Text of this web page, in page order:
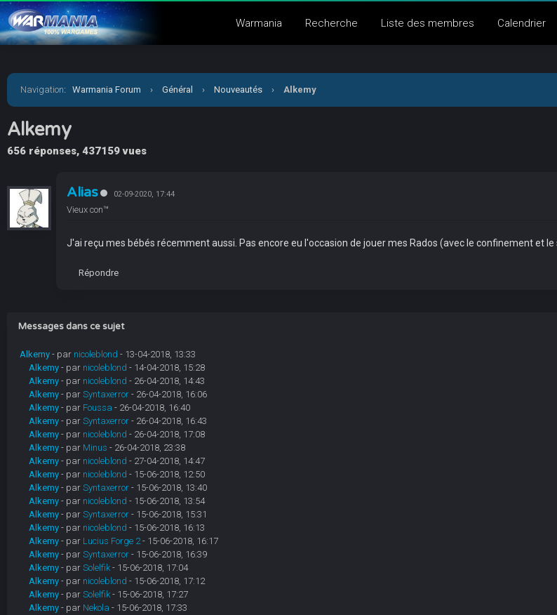
Warmania Recherche Liste des membres Calendrier
Navigation: Warmania Forum › Général › Nouveautés › Alkemy
Alkemy
656 réponses, 437159 vues
Alias 02-09-2020, 17:44
Vieux con™
J'ai reçu mes bébés récemment aussi. Pas encore eu l'occasion de jouer mes Rados (avec le confinement et
Répondre
Messages dans ce sujet
Alkemy - par nicoleblond - 13-04-2018, 13:33
Alkemy - par nicoleblond - 14-04-2018, 15:28
Alkemy - par nicoleblond - 26-04-2018, 14:43
Alkemy - par Syntaxerror- 26-04-2018, 16:06
Alkemy - par Foussa - 26-04-2018, 16:40
Alkemy - par Syntaxerror- 26-04-2018, 16:43
Alkemy - par nicoleblond - 26-04-2018, 17:08
Alkemy - par Minus - 26-04-2018, 23:38
Alkemy - par nicoleblond - 27-04-2018, 14:47
Alkemy - par nicoleblond - 15-06-2018, 12:50
Alkemy - par Syntaxerror- 15-06-2018, 13:40
Alkemy - par nicoleblond - 15-06-2018, 13:54
Alkemy - par Syntaxerror- 15-06-2018, 15:31
Alkemy - par nicoleblond - 15-06-2018, 16:13
Alkemy - par Lucius Forge 2- 15-06-2018, 16:17
Alkemy - par Syntaxerror- 15-06-2018, 16:39
Alkemy - par Solelfik- 15-06-2018, 17:04
Alkemy - par nicoleblond - 15-06-2018, 17:12
Alkemy - par Solelfik- 15-06-2018, 17:27
Alkemy - par Nekola - 15-06-2018, 17:33